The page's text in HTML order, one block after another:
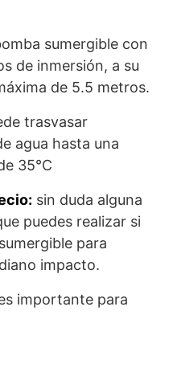
sumergible con
de inmersión, a su
de 5.5 metros.
trasvasar
agua hasta una
35°C
sin duda alguna
puedes realizar si
para
impacto.
importante para